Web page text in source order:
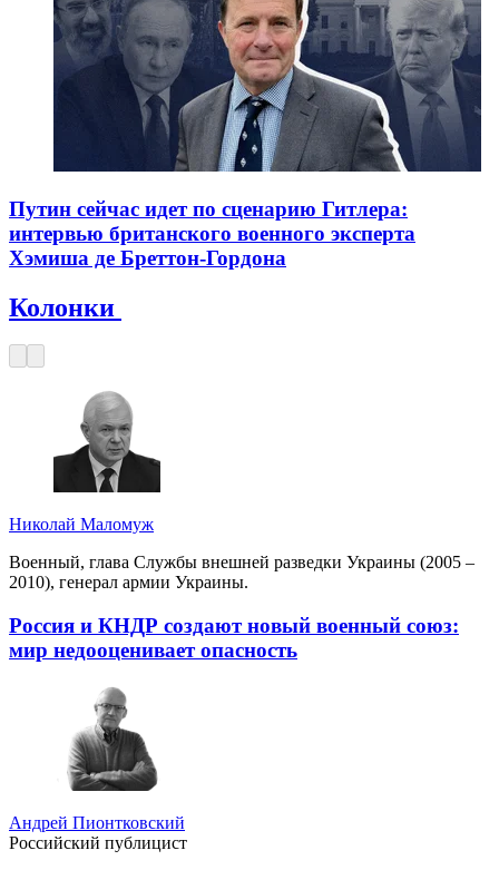
Путин сейчас идет по сценарию Гитлера:
интервью британского военного эксперта
Хэмиша де Бреттон-Гордона
Колонки
Николай Маломуж
Военный, глава Службы внешней разведки Украины (2005 –
2010), генерал армии Украины.
Россия и КНДР создают новый военный союз:
мир недооценивает опасность
Андрей Пионтковский
Российский публицист